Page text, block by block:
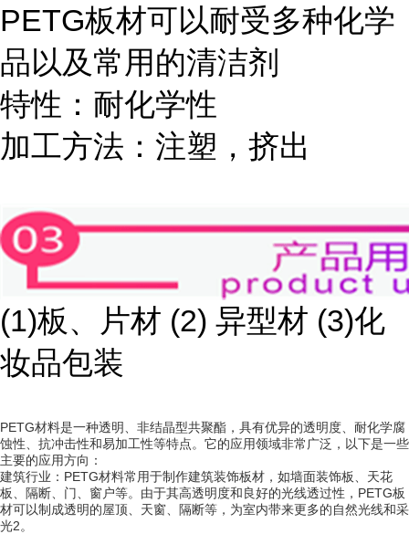
PETG板材可以耐受多种化学
品以及常用的清洁剂
特性：耐化学性
加工方法：注塑，挤出
(1)板、片材 (2) 异型材 (3)化
妆品包装
PETG材料是一种透明、非结晶型共聚酯，具有优异的透明度、耐化学腐
蚀性、抗冲击性和易加工性等特点。它的应用领域非常广泛，以下是一些
主要的应用方向：
建筑行业：PETG材料常用于制作建筑装饰板材，如墙面装饰板、天花
板、隔断、门、窗户等。由于其高透明度和良好的光线透过性，PETG板
材可以制成透明的屋顶、天窗、隔断等，为室内带来更多的自然光线和采
光2。